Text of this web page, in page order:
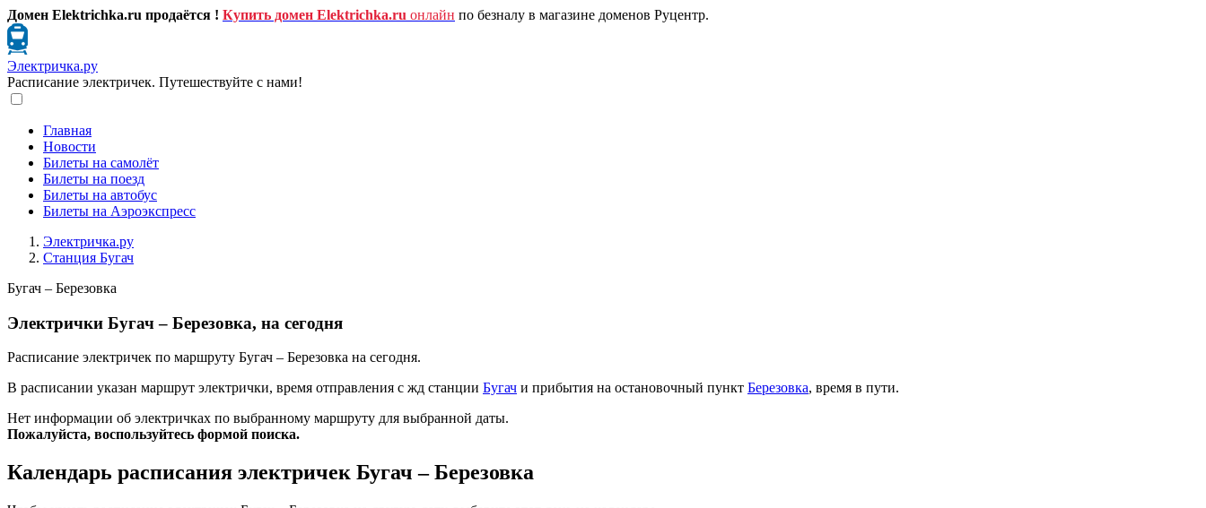
Домен Elektrichka.ru продаётся ! Купить домен Elektrichka.ru онлайн по безналу в магазине доменов Руцентр.
Электричка.ру
Расписание электричек. Путешествуйте с нами!
Главная
Новости
Билеты на самолёт
Билеты на поезд
Билеты на автобус
Билеты на Аэроэкспресс
Электричка.ру
Станция Бугач
Бугач – Березовка
Электрички Бугач – Березовка, на сегодня
Расписание электричек по маршруту Бугач – Березовка на сегодня.
В расписании указан маршрут электрички, время отправления с жд станции Бугач и прибытия на остановочный пункт Березовка, время в пути.
Нет информации об электричках по выбранному маршруту для выбранной даты.
Пожалуйста, воспользуйтесь формой поиска.
Календарь расписания электричек Бугач – Березовка